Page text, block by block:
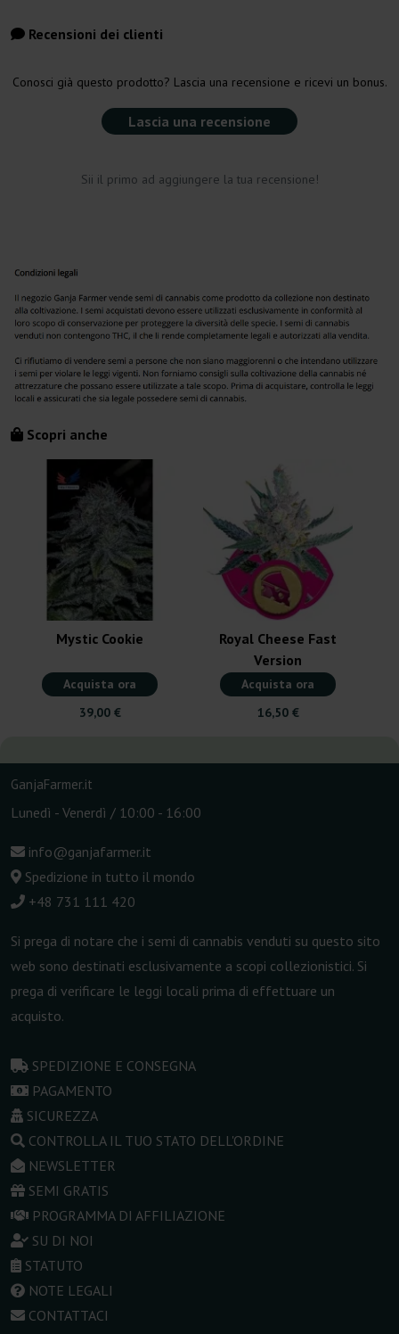
Recensioni dei clienti
Conosci già questo prodotto? Lascia una recensione e ricevi un bonus.
Lascia una recensione
Sii il primo ad aggiungere la tua recensione!
Scopri anche
Mystic Cookie
Acquista ora
39,00 €
Royal Cheese Fast
Version
Acquista ora
16,50 €
GanjaFarmer.it
Lunedì - Venerdì / 10:00 - 16:00
info@ganjafarmer.it
Spedizione in tutto il mondo
+48 731 111 420
Si prega di notare che i semi di cannabis venduti su questo sito
web sono destinati esclusivamente a scopi collezionistici. Si
prega di verificare le leggi locali prima di effettuare un
acquisto.
SPEDIZIONE E CONSEGNA
PAGAMENTO
SICUREZZA
CONTROLLA IL TUO STATO DELL'ORDINE
NEWSLETTER
SEMI GRATIS
PROGRAMMA DI AFFILIAZIONE
SU DI NOI
STATUTO
NOTE LEGALI
CONTATTACI